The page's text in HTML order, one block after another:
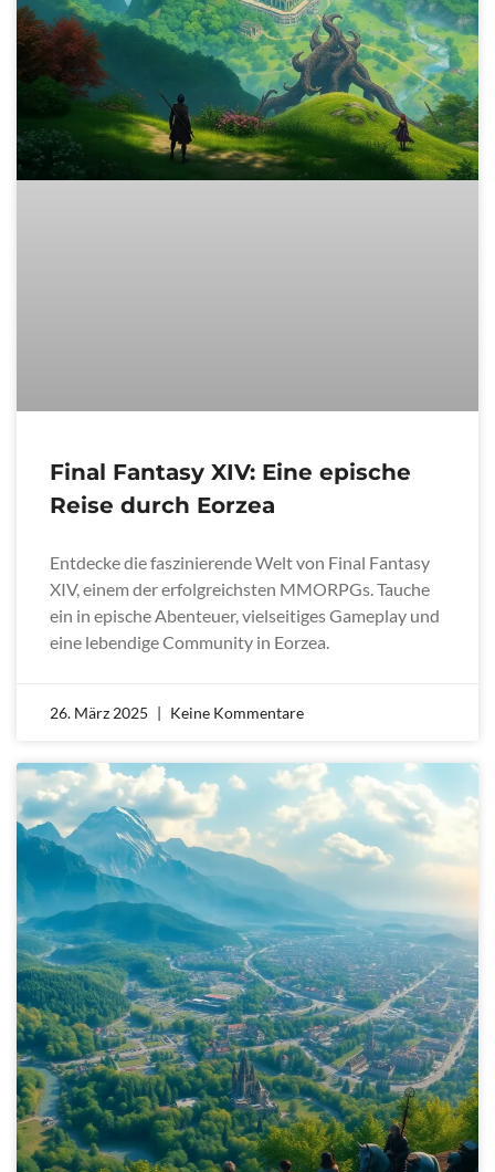
Final Fantasy XIV: Eine epische
Reise durch Eorzea
Entdecke die faszinierende Welt von Final Fantasy
XIV, einem der erfolgreichsten MMORPGs. Tauche
ein in epische Abenteuer, vielseitiges Gameplay und
eine lebendige Community in Eorzea.
26. März 2025 Keine Kommentare